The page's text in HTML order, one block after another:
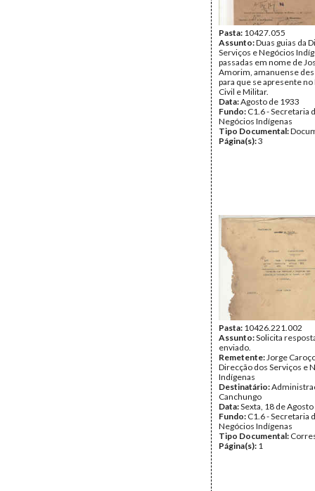
Pasta: 10427.055
Assunto:Duas guias da
Serviços e Negócios
passadas em nome de
Amorim, amanuense
para que se apresente
Civil e Militar.
Data:Agosto de 1933
Fundo: C1.6 - Secretaria
Negócios Indígenas
Tipo Documental:
Página(s):3
Pasta: 10426.221.002
Assunto:Solicita
enviado.
Remetente:Jorge
Direcção dos Serviços e
Indígenas
Destinatário:
Canchungo
Data:Sexta, 18 de
Fundo: C1.6 - Secretaria
Negócios Indígenas
Tipo Documental:
Página(s): 1